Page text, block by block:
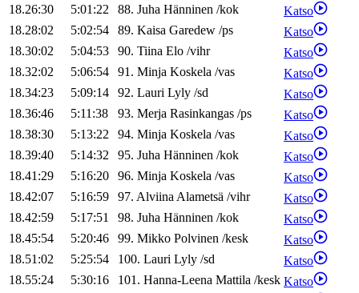
18.26:30
5:01:22 88. Juha Hänninen /kok
Katso
18.28:02
5:02:54 89. Kaisa Garedew /ps
Katso
18.30:02
5:04:53 90. Tiina Elo /vihr
Katso
18.32:02
5:06:54 91. Minja Koskela /vas
Katso
18.34:23
5:09:14 92. Lauri Lyly /sd
Katso
18.36:46
5:11:38 93. Merja Rasinkangas /ps
Katso
18.38:30
5:13:22 94. Minja Koskela /vas
Katso
18.39:40
5:14:32 95. Juha Hänninen /kok
Katso
18.41:29
5:16:20 96. Minja Koskela /vas
Katso
18.42:07
5:16:59 97. AlviinaAlametsä /vihr
Katso
18.42:59
5:17:51 98. Juha Hänninen /kok
Katso
18.45:54
5:20:46 99. Mikko Polvinen /kesk
Katso
18.51:02
5:25:54 100. Lauri Lyly /sd
Katso
18.55:24
5:30:16 101. Hanna-Leena Mattila /kesk Katso